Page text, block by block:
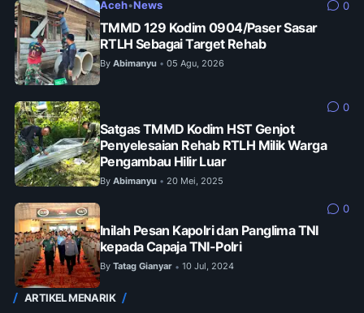
Aceh•News 0
TMMD 129 Kodim 0904/Paser Sasar
RTLH Sebagai Target Rehab
By Abimanyu • 05 Agu, 2026
0
Satgas TMMD Kodim HST Genjot
Penyelesaian Rehab RTLH Milik Warga
Pengambau Hilir Luar
By Abimanyu • 20 Mei, 2025
0
Inilah Pesan Kapolri dan Panglima TNI
kepada Capaja TNI-Polri
By Tatag Gianyar • 10 Jul, 2024
ARTIKEL MENARIK